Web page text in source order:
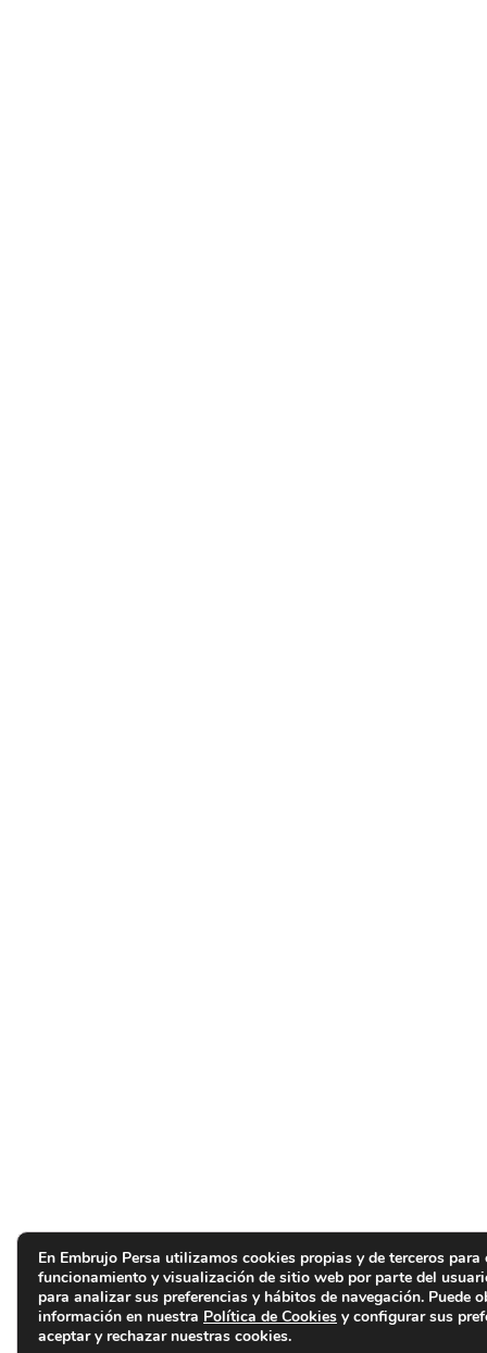
En Embrujo Persa utilizamos cookies propias y de terceros para
funcionamiento y visualización de sitio web por parte del
para analizar sus preferencias y hábitos de navegación. Puede
información en nuestra Política de Cookies y configurar sus
aceptar y rechazar nuestras cookies.